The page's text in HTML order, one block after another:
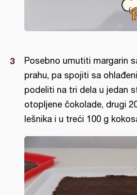
Posebno umutiti margarin
prahu, pa spojiti sa
podeliti na tri dela u jedan
otopljene čokolade, drugi
lešnika i u treći 100 g